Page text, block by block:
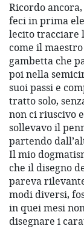
Ricordo
feci in prima
lecito tracciare
come il
gambetta che
poi nella
suoi passi e
tratto solo,
non ci riuscivo
sollevavo il
partendo
Il mio
che il disegno
pareva
modi diversi,
in quei mesi
disegnare i